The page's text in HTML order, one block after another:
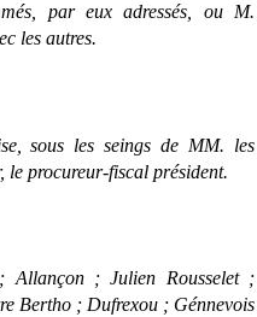
par eux adressés, ou M.
les autres.
sous les seings de MM. les
le procureur-fiscal président.
Allançon ; Julien Rousselet ;
Bertho ; Dufrexou ; Génnevois